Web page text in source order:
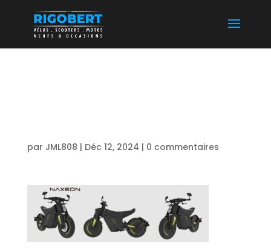
par JML808 | Déc 12, 2024 | 0 commentaires